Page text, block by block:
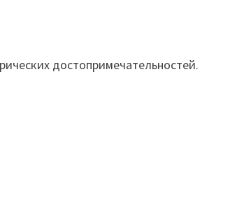
достопримечательностей.